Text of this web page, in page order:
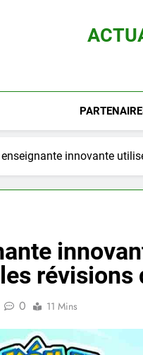
enseignante innovante
révisions
0 11 Mins